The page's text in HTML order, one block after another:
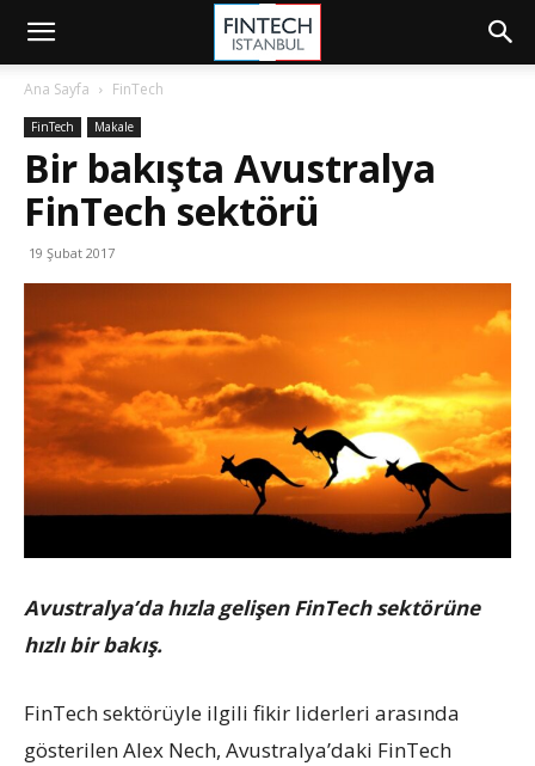
Ana Sayfa FinTech
FinTech Makale
Bir bakışta Avustralya
FinTech sektörü
19 Şubat 2017
Avustralya’da hızla gelişen FinTech sektörüne
hızlı bir bakış.
FinTech sektörüyle ilgili fikir liderleri arasında
gösterilen Alex Nech, Avustralya’daki FinTech